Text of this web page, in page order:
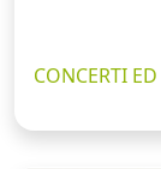
CONCERTI